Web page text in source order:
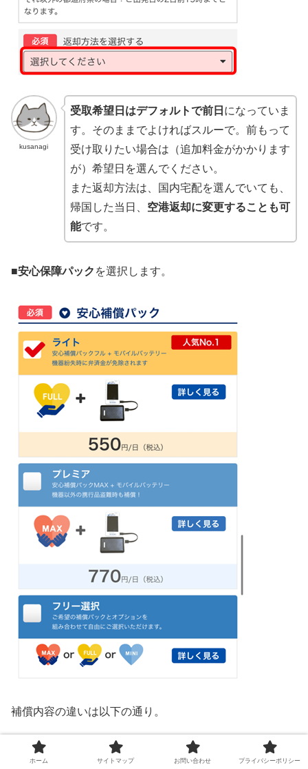
kusanagi
受取希望日はデフォルトで前日 になっていま
す。そのままでよければスルーで。前もって
受け取りたい場合は（追加料金がかかります
が）希望日を選んでください。
また返却方法は、国内宅配を選んでいても、
帰国した当日、 空港返却に変更することも可
能です。
■安心保障パック を選択します。
補償内容の違いは以下の通り。
ホーム サイトマップ お問い合わせ プライバシーポリシー